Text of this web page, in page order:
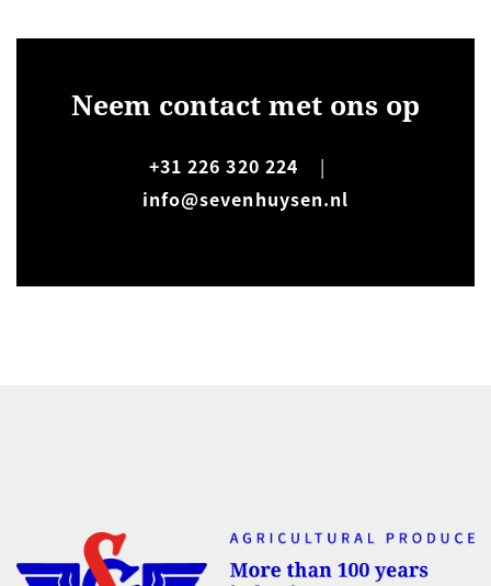
Neem contact met ons op
+31 226 320 224
|
info@sevenhuysen.nl